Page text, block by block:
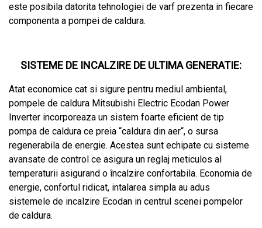
este posibila datorita tehnologiei de varf prezenta in fiecare
componenta a pompei de caldura.
SISTEME DE INCALZIRE DE ULTIMA GENERATIE:
Atat economice cat si sigure pentru mediul ambiental,
pompele de caldura Mitsubishi Electric Ecodan Power
Inverter incorporeaza un sistem foarte eficient de tip
pompa de caldura ce preia “caldura din aer“, o sursa
regenerabila de energie. Acestea sunt echipate cu sisteme
avansate de control ce asigura un reglaj meticulos al
temperaturii asigurand o încalzire confortabila. Economia de
energie, confortul ridicat, intalarea simpla au adus
sistemele de incalzire Ecodan in centrul scenei pompelor
de caldura.